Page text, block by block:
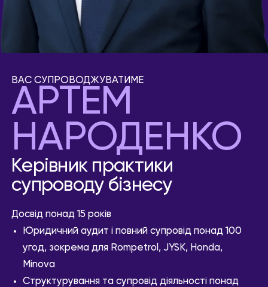
ВАС СУПРОВОДЖУВАТИМЕ
АРТЕМ
НАРОДЕНКО
Керівник практики
супроводу бізнесу
Досвід понад 15 років
Юридичний аудит і повний супровід понад 100
угод, зокрема для Rompetrol, JYSK, Honda,
Minova
Структурування та супровід діяльності понад